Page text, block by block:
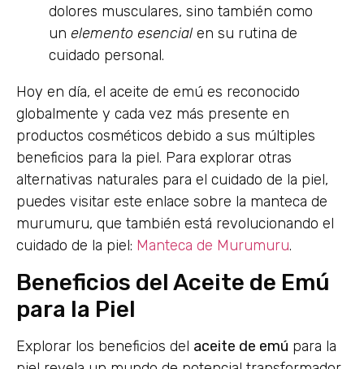
dolores musculares, sino también como
un elemento esencial en su rutina de
cuidado personal.
Hoy en día, el aceite de emú es reconocido
globalmente y cada vez más presente en
productos cosméticos debido a sus múltiples
beneficios para la piel. Para explorar otras
alternativas naturales para el cuidado de la piel,
puedes visitar este enlace sobre la manteca de
murumuru, que también está revolucionando el
cuidado de la piel: Manteca de Murumuru.
Beneficios del Aceite de Emú
para la Piel
Explorar los beneficios del aceite de emú para la